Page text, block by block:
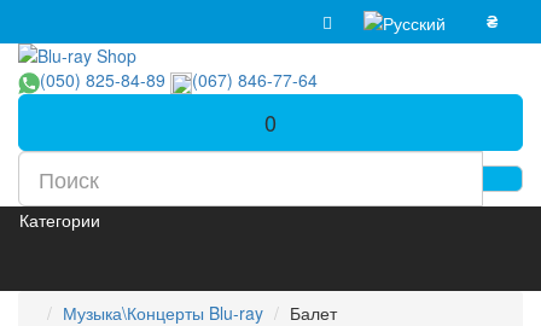
₴
(050) 825-84-89 (067) 846-77-64
0
Категории
Музыка\Концерты Blu-ray Балет